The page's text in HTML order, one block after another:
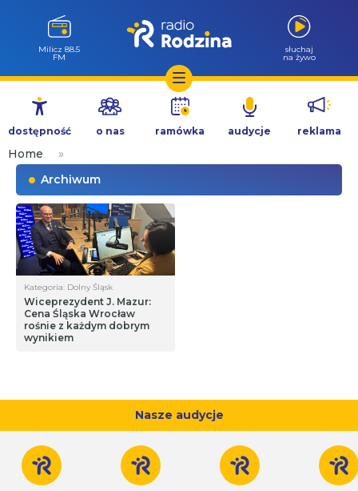
Przejdź
treści
Milicz 88.5
FM
słuchaj
na żywo
dostępność o nas ramówka audycje reklama
Home
»
Archiwum
Kategoria: Dolny Śląsk
Wiceprezydent J. Mazur:
Cena Śląska Wrocław
rośnie z każdym dobrym
wynikiem
Nasze audycje